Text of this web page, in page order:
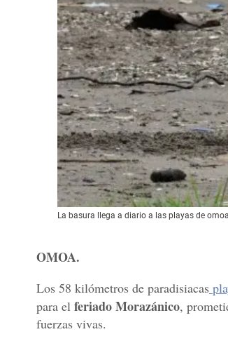
La basura llega a diario a las playas de
OMOA.
Los 58 kilómetros de paradisiacas
para el feriado Morazánico,
fuerzas vivas.